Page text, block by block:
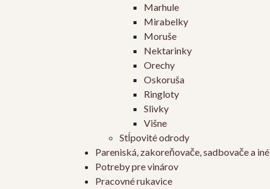
Marhule
Mirabelky
Moruše
Nektarinky
Orechy
Oskoruša
Ringloty
Slivky
Višne
Stĺpovité odrody
Pareniská, zakoreňovače, sadbovače a iné
Potreby pre vinárov
Pracovné rukavice